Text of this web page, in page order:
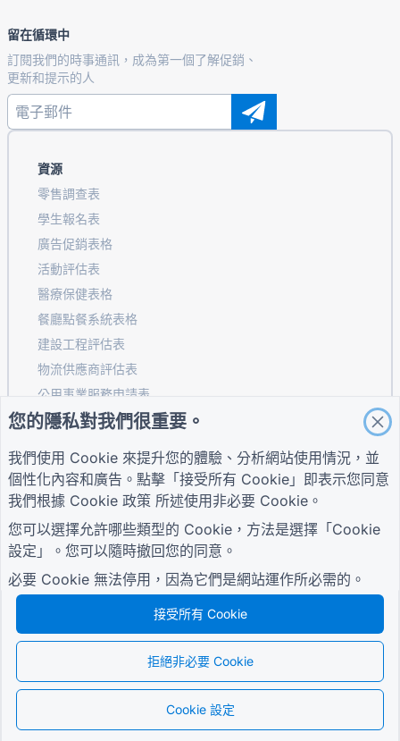
留在循環中
訂閱我們的時事通訊，成為第一個了解促銷、
更新和提示的人
資源
零售調查表
學生報名表
廣告促銷表格
活動評估表
醫療保健表格
餐廳點餐系統表格
建設工程評估表
物流供應商評估表
公用事業服務申請表
客戶參與表
指南
部落格
TIGER FORM指南
公司
聯絡我們
條款
隱私權政策
© 2026 QR Form Generator. All rights reserved.
您的隱私對我們很重要。
我們使用 Cookie 來提升您的體驗、分析網站使用情況，並
個性化內容和廣告。點擊「接受所有 Cookie」即表示您同意
我們根據 Cookie 政策 所述使用非必要 Cookie。
您可以選擇允許哪些類型的 Cookie，方法是選擇「Cookie
設定」。您可以隨時撤回您的同意。
必要 Cookie 無法停用，因為它們是網站運作所必需的。
接受所有 Cookie
拒絕非必要 Cookie
Cookie 設定